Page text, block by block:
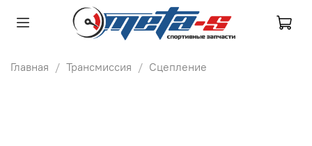
Главная Трансмиссия Сцепление